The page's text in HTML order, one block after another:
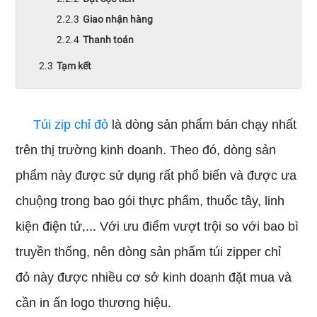
Giao nhận hàng
Thanh toán
Tạm kết
Túi zip chỉ đỏ là dòng sản phẩm bán chạy nhất
trên thị trường kinh doanh. Theo đó, dòng sản
phẩm này được sử dụng rất phổ biến và được ưa
chuộng trong bao gói thực phẩm, thuốc tây, linh
kiện điện tử,... Với ưu điểm vượt trội so với bao bì
truyền thống, nên dòng sản phẩm túi zipper chỉ
đỏ này được nhiều cơ sở kinh doanh đặt mua và
cần in ấn logo thương hiệu.